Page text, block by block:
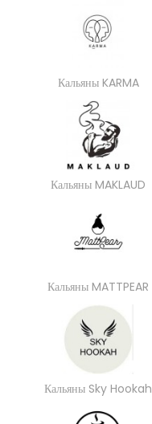
Кальяны KARMA
Кальяны MAKLAUD
Кальяны MATTPEAR
Кальяны Sky Hookah